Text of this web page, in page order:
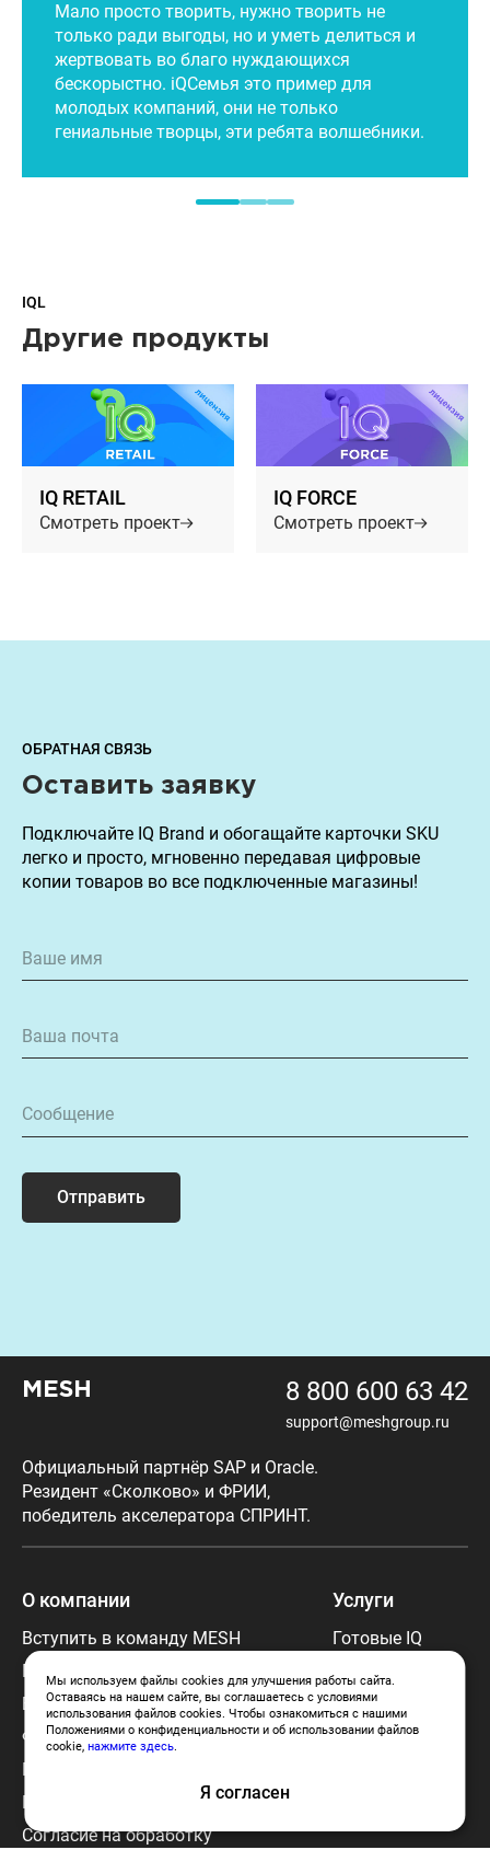
Мы используем файлы cookies для улучшения работы сайта.
Оставаясь на нашем сайте, вы соглашаетесь с условиями
использования файлов cookies. Чтобы ознакомиться с нашими
Положениями о конфиденциальности и об использовании файлов
cookie,нажмите здесь.
Я согласен
Мало просто творить, нужно творить не
только ради выгоды, но и уметь делиться и
жертвовать во благо нуждающихся
бескорыстно. iQСемья это пример для
молодых компаний, они не только
гениальные творцы, эти ребята волшебники.
IQL
Другие продукты
IQ RETAIL
Смотреть проект
IQ FORCE
Смотреть проект
ОБРАТНАЯ СВЯЗЬ
Оставить заявку
Подключайте IQ Brand и обогащайте карточки SKU
легко и просто, мгновенно передавая цифровые
копии товаров во все подключенные магазины!
Отправить
MESH 8 800 600 63 42
support@meshgroup.ru
Официальный партнёр SAP и Oracle.
Резидент «Сколково» и ФРИИ,
победитель акселератора СПРИНТ.
О компании
Вступить в команду MESH
Портфолио
Блог
Франчайзинг MESH
Политика конфиденциальности
Согласие на обработку
Услуги
Готовые IQ
Аутсорсинг
Аутстаффинг